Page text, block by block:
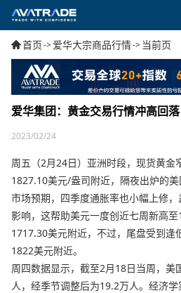
首页->爱华大宗商品行情-> 当前页
爱华集团：黄金交易行情冲高回
2023/02/24
周五（2月24日）亚洲时段，现货黄金
1827.10美元/盎司附近，隔夜出炉的
市场预期，四季度通胀率也小幅上修
影响，这帮助美元一度创近七周新高
1717.30美元附近，不过，尾盘受到逢
1822美元附近。
周四数据显示，截至2月18日当周，美
人，经季节调整后为19.2万人。经济